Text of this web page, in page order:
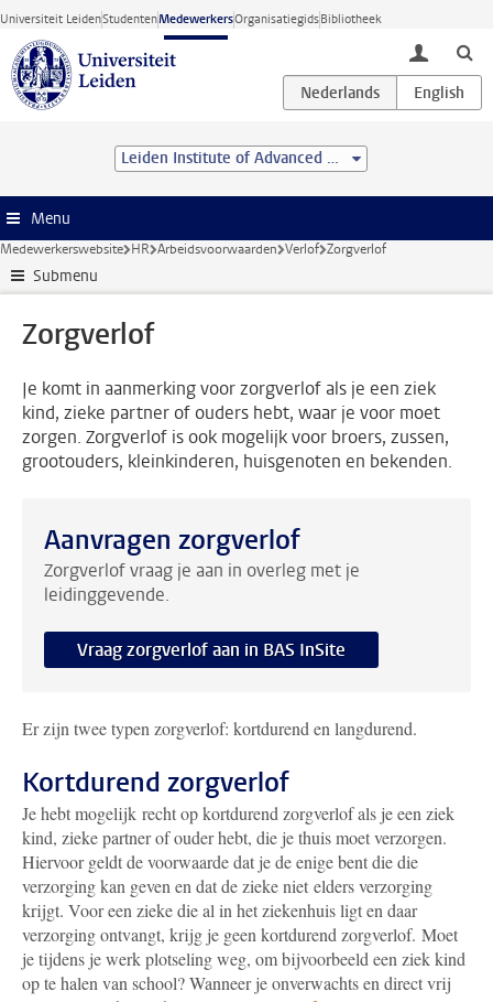
Ga direct naar de inhoud
Universiteit LeidenStudentenMedewerkersOrganisatiegidsBibliotheek
toggle
Leiden Institute of Advanced Computer Science (LIACS)
Menu
Medewerkerswebsite HR Arbeidsvoorwaarden Verlof Zorgverlof
Submenu
Zorgverlof
Je komt in aanmerking voor zorgverlof als je een ziek
kind, zieke partner of ouders hebt, waar je voor moet
zorgen. Zorgverlof is ook mogelijk voor broers, zussen,
grootouders, kleinkinderen, huisgenoten en bekenden.
Aanvragen zorgverlof
Zorgverlof vraag je aan in overleg met je
leidinggevende.
Vraag zorgverlof aan in BAS InSite
Er zijn twee typen zorgverlof: kortdurend en langdurend.
Kortdurend zorgverlof
Je hebt mogelijk recht op kortdurend zorgverlof als je een ziek
kind, zieke partner of ouder hebt, die je thuis moet verzorgen.
Hiervoor geldt de voorwaarde dat je de enige bent die die
verzorging kan geven en dat de zieke niet elders verzorging
krijgt. Voor een zieke die al in het ziekenhuis ligt en daar
verzorging ontvangt, krijg je geen kortdurend zorgverlof. Moet
je tijdens je werk plotseling weg, om bijvoorbeeld een ziek kind
op te halen van school? Wanneer je onverwachts en direct vrij